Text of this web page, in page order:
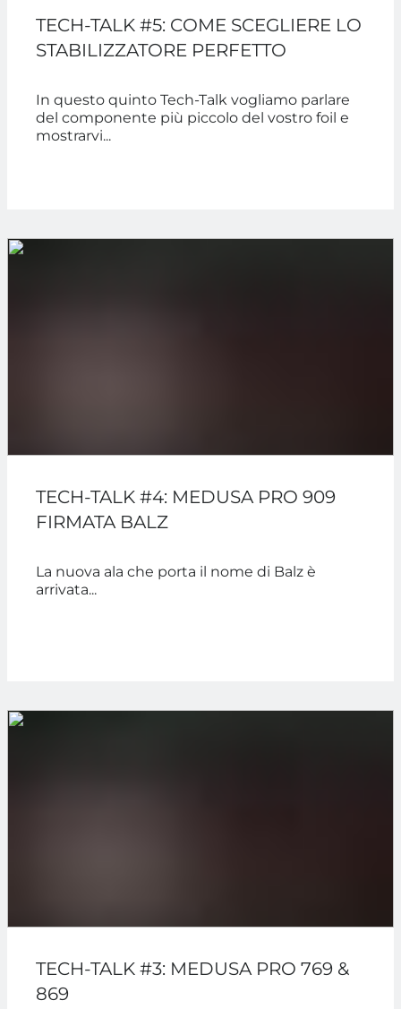
TECH-TALK #5: COME SCEGLIERE LO
STABILIZZATORE PERFETTO
In questo quinto Tech-Talk vogliamo parlare
del componente più piccolo del vostro foil e
mostrarvi...
TECH-TALK #4: MEDUSA PRO 909
FIRMATA BALZ
La nuova ala che porta il nome di Balz è
arrivata...
TECH-TALK #3: MEDUSA PRO 769 &
869